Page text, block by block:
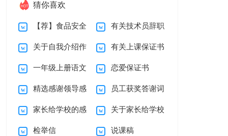
猜你喜欢
【荐】食品安全
承诺书
有关技术员辞职
报告四篇
关于自我介绍作
文锦集8篇
有关上课保证书
集锦十篇
一年级上册语文
教学计划模板汇总7
篇
恋爱保证书
精选感谢领导感
谢信合集七篇
员工获奖答谢词
家长给学校的感
谢信集合5篇
关于家长给学校
的感谢信汇编五篇
检举信 说课稿